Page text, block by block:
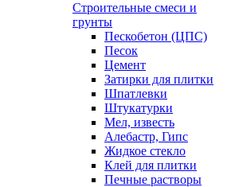
Строительные смеси и
грунты
Пескобетон (ЦПС)
Песок
Цемент
Затирки для плитки
Шпатлевки
Штукатурки
Мел, известь
Алебастр, Гипс
Жидкое стекло
Клей для плитки
Печные растворы